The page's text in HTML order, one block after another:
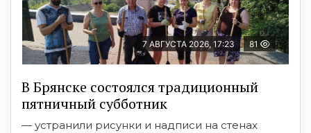
7 АВГУСТА 2026, 17:23 81
В Брянске состоялся традиционный
пятничный субботник
— устранили рисунки и надписи на стенах